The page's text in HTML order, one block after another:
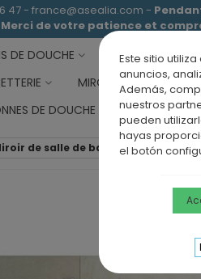
Este sitio
anuncios,
Además,
nuestros
pueden
hayas
el botón
47 - france@asealia.com -
de votre patience et
DE DOUCHE RECEVEURS DE
MIROIRS DE SALLE DE
DE DOUCHE
ÉVIERS DE
de salle de bain B-910